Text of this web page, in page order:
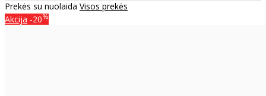
Prekės su nuolaida Visos prekės
Akcija -20%